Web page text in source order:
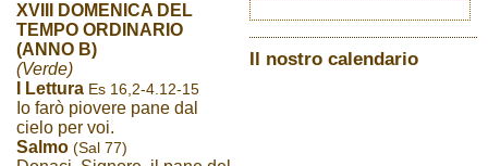
XVIII DOMENICA DEL
TEMPO ORDINARIO
(ANNO B)
(Verde)
I Lettura Es 16,2-4.12-15
Io farò piovere pane dal
cielo per voi.
Salmo (Sal 77)
Il nostro calendario